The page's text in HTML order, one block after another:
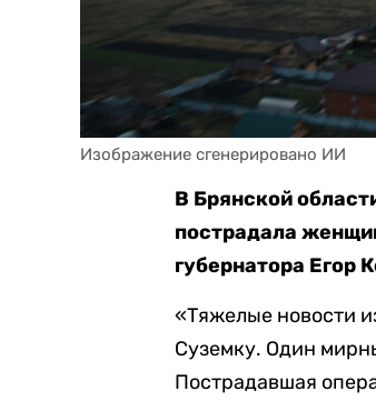
Изображение сгенерировано ИИ
В Брянской
пострадала
губернатора Егор
«Тяжелые новости
Суземку. Один
Пострадавшая